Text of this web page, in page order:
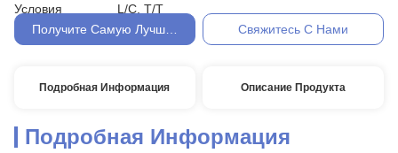
Условия
Оплаты:
L/C, T/T
Получите Самую Лучшую Цену
Свяжитесь С Нами
Подробная Информация Описание Продукта
Подробная Информация